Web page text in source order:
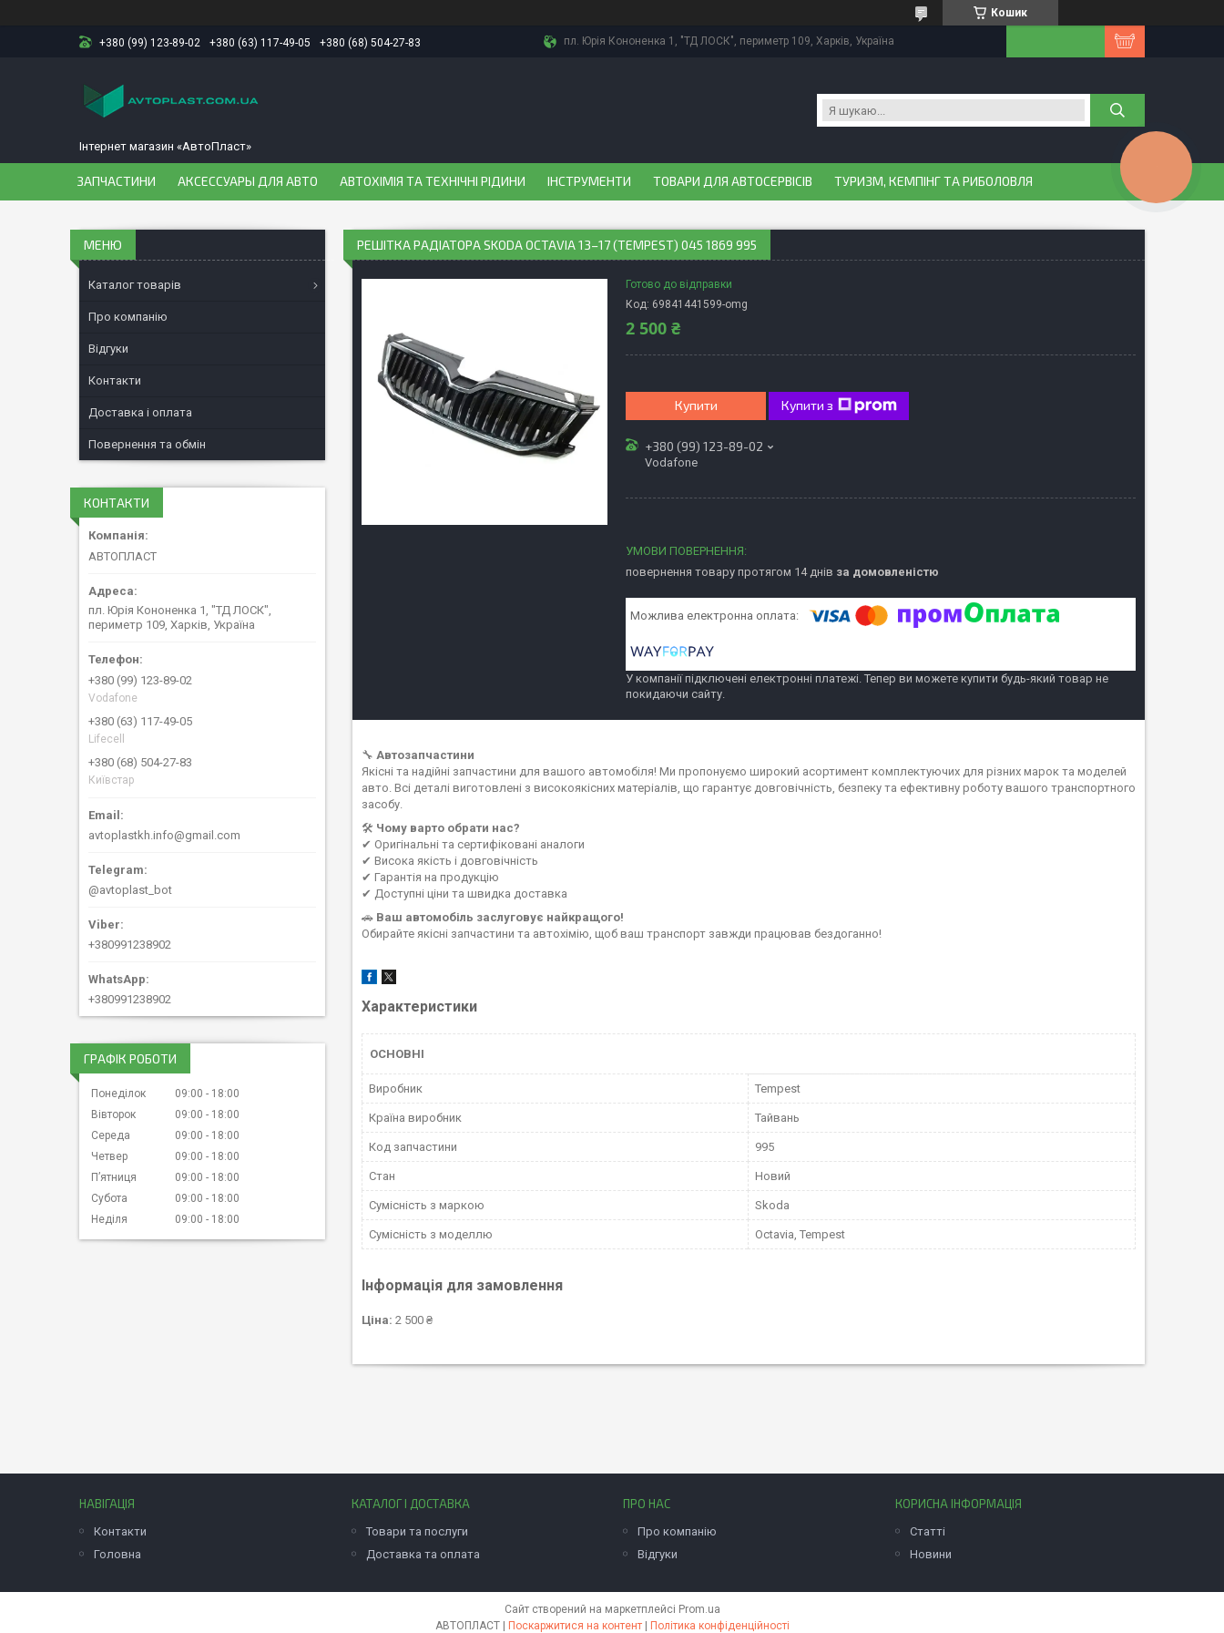
Кошик
+380 (99) 123-89-02 +380 (63) 117-49-05 +380 (68) 504-27-83 пл. Юрія Кононенка 1, "ТД ЛОСК", периметр 109, Харків, Україна
Інтернет магазин «АвтоПласт»
ЗАПЧАСТИНИ АКСЕССУАРЫ ДЛЯ АВТО АВТОХІМІЯ ТА ТЕХНІЧНІ РІДИНИ ІНСТРУМЕНТИ ТОВАРИ ДЛЯ АВТОСЕРВІСІВ ТУРИЗМ, КЕМПІНГ ТА РИБОЛОВЛЯ
РЕШІТКА РАДІАТОРА SKODA OCTAVIA 13–17 (TEMPEST) 045 1869 995
Готово до відправки
Код: 69841441599-omg
2 500 ₴
Купити Купити з
+380 (99) 123-89-02
Vodafone
повернення товару протягом 14 днів за домовленістю
У компанії підключені електронні платежі. Тепер ви можете купити будь-який товар не
покидаючи сайту.
🔧 Автозапчастини
Якісні та надійні запчастини для вашого автомобіля! Ми пропонуємо широкий асортимент комплектуючих для різних марок та моделей
авто. Всі деталі виготовлені з високоякісних матеріалів, що гарантує довговічність, безпеку та ефективну роботу вашого транспортного
засобу.
🛠 Чому варто обрати нас?
✔ Оригінальні та сертифіковані аналоги
✔ Висока якість і довговічність
✔ Гарантія на продукцію
✔ Доступні ціни та швидка доставка
🚗 Ваш автомобіль заслуговує найкращого!
Обирайте якісні запчастини та автохімію, щоб ваш транспорт завжди працював бездоганно!
Характеристики
ОСНОВНІ
Виробник Tempest
Країна виробник Тайвань
Код запчастини 995
Стан Новий
Сумісність з маркою Skoda
Сумісність з моделлю Octavia, Tempest
Інформація для замовлення
Ціна: 2 500 ₴
Каталог товарів
Про компанію
Відгуки
Контакти
Доставка і оплата
Повернення та обмін
КОНТАКТИ
АВТОПЛАСТ
пл. Юрія Кононенка 1, "ТД ЛОСК",
периметр 109, Харків, Україна
+380 (99) 123-89-02
Vodafone
+380 (63) 117-49-05
Lifecell
+380 (68) 504-27-83
Київстар
avtoplastkh.info@gmail.com
@avtoplast_bot
+380991238902
+380991238902
ГРАФІК РОБОТИ
Понеділок 09:00
18:00
Вівторок
09:00
18:00
Середа
09:00
18:00
Четвер
09:00
18:00
Пʼятниця
09:00
18:00
Субота
09:00
18:00
Неділя
09:00 18:00
НАВІГАЦІЯ
Контакти
Головна
КАТАЛОГ І ДОСТАВКА
Товари та послуги
Доставка та оплата
ПРО НАС
Про компанію
Відгуки
КОРИСНА ІНФОРМАЦІЯ
Статті
Новини
Сайт створений на маркетплейсі Prom.ua
АВТОПЛАСТ | Поскаржитися на контент | Політика конфіденційності